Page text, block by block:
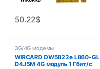
50.22$
3G/4G модемы
WIRCARD DW5822e L860-GL
D4J5M 4G модуль 1 Гбит/с